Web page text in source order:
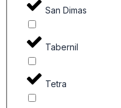
San Dimas
Tabernil
Tetra